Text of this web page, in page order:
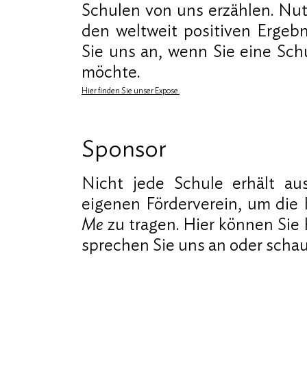
Schulen von uns erzählen.
den weltweit positiven
Sie uns an, wenn Sie eine
möchte.
Hier finden Sie unser Expose.
Sponsor
Nicht jede Schule erhält
eigenen Förderverein, um
Me zu tragen. Hier können
sprechen Sie uns an oder